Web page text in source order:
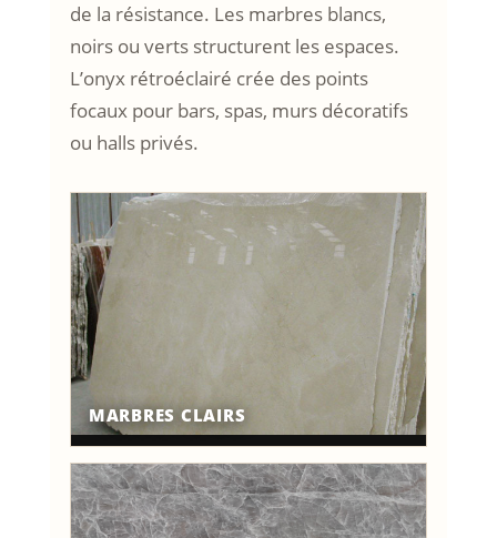
de la résistance. Les marbres blancs,
noirs ou verts structurent les espaces.
L’onyx rétroéclairé crée des points
focaux pour bars, spas, murs décoratifs
ou halls privés.
MARBRES CLAIRS